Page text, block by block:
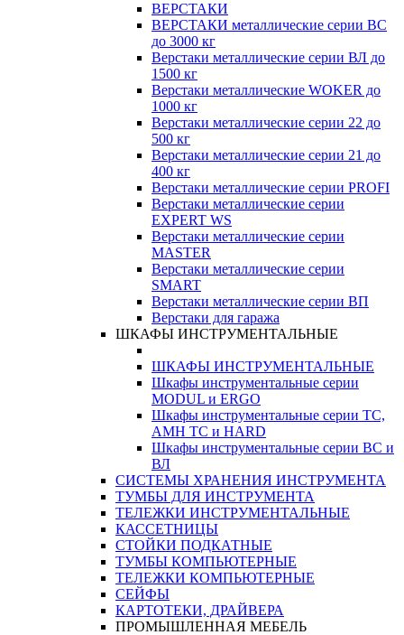
ВЕРСТАКИ
ВЕРСТАКИ металлические серии ВС
до 3000 кг
Верстаки металлические серии ВЛ до
1500 кг
Верстаки металлические WOKER до
1000 кг
Верстаки металлические серии 22 до
500 кг
Верстаки металлические серии 21 до
400 кг
Верстаки металлические серии PROFI
Верстаки металлические серии
EXPERT WS
Верстаки металлические серии
MASTER
Верстаки металлические серии
SMART
Верстаки металлические серии ВП
Верстаки для гаража
ШКАФЫ ИНСТРУМЕНТАЛЬНЫЕ
ШКАФЫ ИНСТРУМЕНТАЛЬНЫЕ
Шкафы инструментальные серии
MODUL и ERGO
Шкафы инструментальные серии ТС,
АМН ТС и HARD
Шкафы инструментальные серии ВС и
ВЛ
СИСТЕМЫ ХРАНЕНИЯ ИНСТРУМЕНТА
ТУМБЫ ДЛЯ ИНСТРУМЕНТА
ТЕЛЕЖКИ ИНСТРУМЕНТАЛЬНЫЕ
КАССЕТНИЦЫ
СТОЙКИ ПОДКАТНЫЕ
ТУМБЫ КОМПЬЮТЕРНЫЕ
ТЕЛЕЖКИ КОМПЬЮТЕРНЫЕ
СЕЙФЫ
КАРТОТЕКИ, ДРАЙВЕРА
ПРОМЫШЛЕННАЯ МЕБЕЛЬ